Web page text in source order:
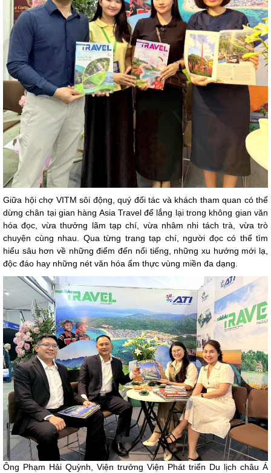
Giữa hội chợ VITM sôi động, quý đối tác và khách tham quan có thể
dừng chân tại gian hàng Asia Travel để lắng lại trong không gian văn
hóa đọc, vừa thưởng lãm tạp chí, vừa nhâm nhi tách trà, vừa trò
chuyện cùng nhau. Qua từng trang tạp chí, người đọc có thể tìm
hiểu sâu hơn về những điểm đến nổi tiếng, những xu hướng mới lạ,
độc đáo hay những nét văn hóa ẩm thực vùng miền đa dạng.
Ông Phạm Hải Quỳnh, Viện trưởng Viện Phát triển Du lịch châu Á